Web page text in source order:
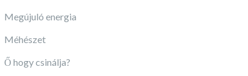
Megújuló energia
Méhészet
Ő hogy csinálja?